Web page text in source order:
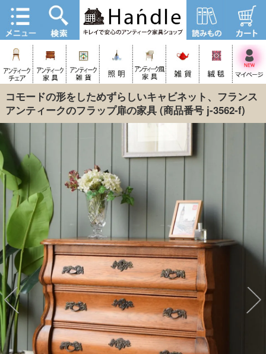
コモードの形をしためずらしいキャビネット、フランス
アンティークのフラップ扉の家具(商品番号 j-3562-f)